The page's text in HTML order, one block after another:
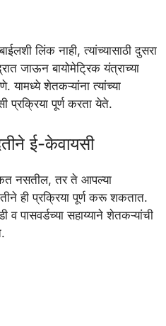
लिंक नाही, त्यांच्यासाठी दुसरा
जाऊन बायोमेट्रिक यंत्राच्या
यामध्ये शेतकऱ्यांना त्यांच्या
प्रक्रिया पूर्ण करता येते.
ई-केवायसी
नसतील, तर ते आपल्या
ही प्रक्रिया पूर्ण करू शकतात.
पासवर्डच्या सहाय्याने शेतकऱ्यांची